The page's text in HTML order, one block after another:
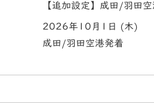
【追加設定】成田/羽田
2026年10月1日 (木)
成田/羽田空港発着